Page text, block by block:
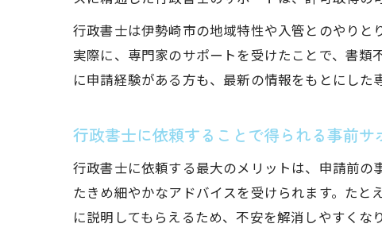
行政書士は伊勢崎市の地域特性や入管とのやりと
実際に、専門家のサポートを受けたことで、書
に申請経験がある方も、最新の情報をもとにした
行政書士に依頼することで得られる事前サ
行政書士に依頼する最大のメリットは、申請前
たきめ細やかなアドバイスを受けられます。た
に説明してもらえるため、不安を解消しやすくなり